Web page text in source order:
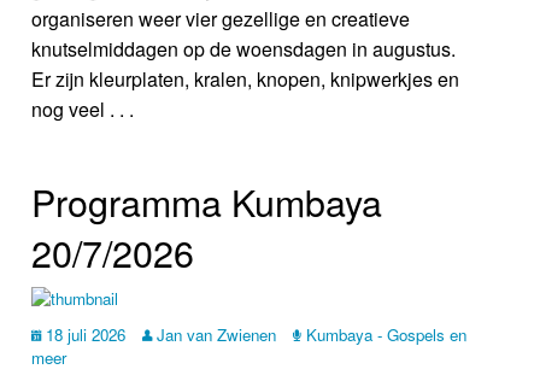
organiseren weer vier gezellige en creatieve
knutselmiddagen op de woensdagen in augustus.
Er zijn kleurplaten, kralen, knopen, knipwerkjes en
nog veel . . .
Programma Kumbaya
20/7/2026
18 juli 2026 Jan van Zwienen
Kumbaya - Gospels en
meer